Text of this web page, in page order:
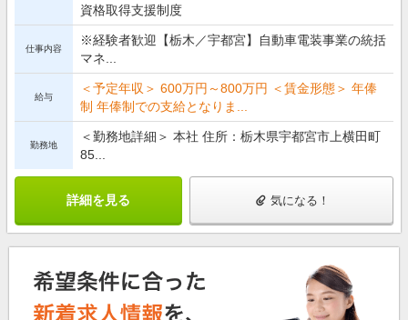
資格取得支援制度
仕事内容
※経験者歓迎【栃木／宇都宮】自動車電装事業の統括
マネ...
給与
＜予定年収＞ 600万円～800万円 ＜賃金形態＞ 年俸
制 年俸制での支給となりま...
勤務地
＜勤務地詳細＞ 本社 住所：栃木県宇都宮市上横田町
85...
詳細を見る 気になる！